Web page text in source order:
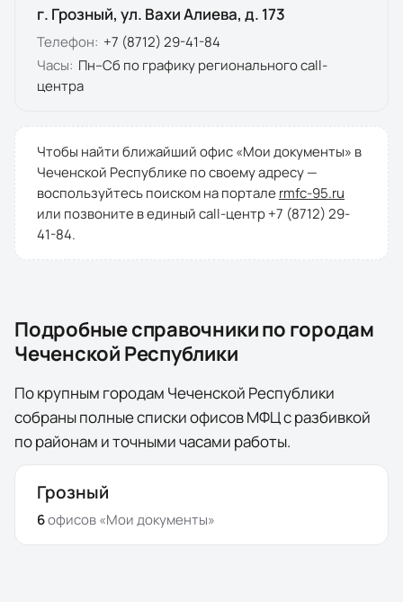
г. Грозный, ул. Вахи Алиева, д. 173
Телефон: +7 (8712) 29-41-84
Часы: Пн–Сб по графику регионального call-
центра
Чтобы найти ближайший офис «Мои документы» в
Чеченской Республике по своему адресу —
воспользуйтесь поиском на портале rmfc-95.ru
или позвоните в единый call-центр+7 (8712) 29-
41-84.
Подробные справочники по городам
Чеченской Республики
По крупным городам Чеченской Республики
собраны полные списки офисов МФЦ с разбивкой
по районам и точными часами работы.
Грозный
6офисов«Мои документы»